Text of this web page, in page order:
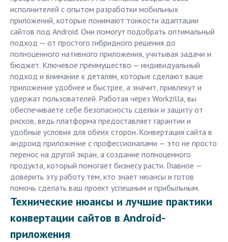
исполнителей с опытом разработки мобильных
приложений, которые понимают тонкости адаптации
сайтов под Android. Они помогут подобрать оптимальный
подход — от простого гибридного решения до
полноценного нативного приложения, учитывая задачи и
бюджет. Ключевое преимущество — индивидуальный
подход и внимание к деталям, которые сделают ваше
приложение удобнее и быстрее, а значит, привлекут и
удержат пользователей. Работая через Workzilla, вы
обеспечиваете себе безопасность сделки и защиту от
рисков, ведь платформа предоставляет гарантии и
удобные условия для обеих сторон. Конвертация сайта в
андроид приложение с профессионалами — это не просто
перенос на другой экран, а создание полноценного
продукта, который помогает бизнесу расти. Главное —
доверить эту работу тем, кто знает нюансы и готов
помочь сделать ваш проект успешным и прибыльным.
Технические нюансы и лучшие практики
конвертации сайтов в Android-
приложения